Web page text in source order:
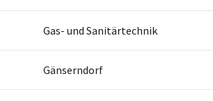
Gas- und Sanitärtechnik
Gänserndorf